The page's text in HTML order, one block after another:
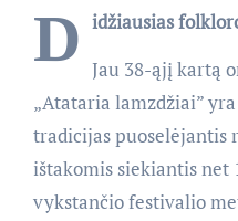
D idžiausias
Jau 38-ąjį kartą
„Atataria lamzdžiai”
tradicijas puoselėjantis
ištakomis siekiantis net
vykstančio festivalio